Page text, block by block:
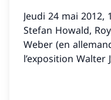
Jeudi 24 mai 2012,
Stefan Howald,
Weber (en
l’exposition Walter